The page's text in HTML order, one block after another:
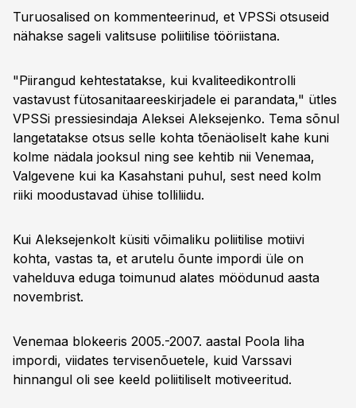
Turuosalised on kommenteerinud, et VPSSi otsuseid
nähakse sageli valitsuse poliitilise tööriistana.
"Piirangud kehtestatakse, kui kvaliteedikontrolli
vastavust fütosanitaareeskirjadele ei parandata," ütles
VPSSi pressiesindaja Aleksei Aleksejenko. Tema sõnul
langetatakse otsus selle kohta tõenäoliselt kahe kuni
kolme nädala jooksul ning see kehtib nii Venemaa,
Valgevene kui ka Kasahstani puhul, sest need kolm
riiki moodustavad ühise tolliliidu.
Kui Aleksejenkolt küsiti võimaliku poliitilise motiivi
kohta, vastas ta, et arutelu õunte impordi üle on
vahelduva eduga toimunud alates möödunud aasta
novembrist.
Venemaa blokeeris 2005.-2007. aastal Poola liha
impordi, viidates tervisenõuetele, kuid Varssavi
hinnangul oli see keeld poliitiliselt motiveeritud.